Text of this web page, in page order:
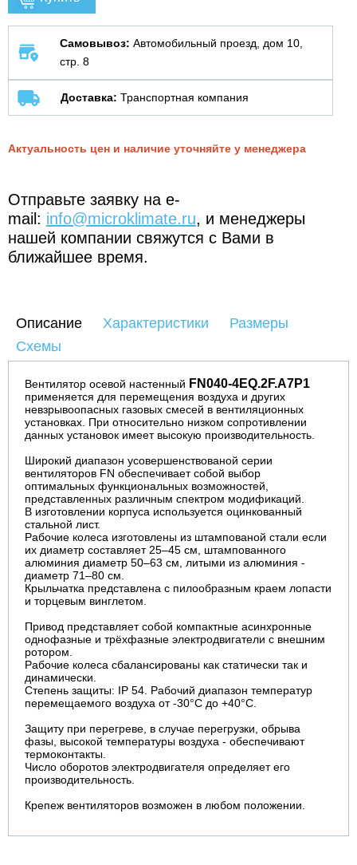
Самовывоз: Автомобильный проезд, дом 10,
стр. 8
Доставка: Транспортная компания
Актуальность цен и наличие уточняйте у менеджера
Отправьте заявку на e-
mail: info@microklimate.ru, и менеджеры
нашей компании свяжутся с Вами в
ближайшее время.
Описание Характеристики
Размеры
Схемы
Вентилятор осевой настенный FN040-4EQ.2F.A7P1
применяется для перемещения воздуха и других
невзрывоопасных газовых смесей в вентиляционных
установках. При относительно низком сопротивлении
данных установок имеет высокую производительность.
Широкий диапазон усовершенствованой серии
вентиляторов FN обеспечивает собой выбор
оптимальных функциональных возможностей,
представленных различным спектром модификаций.
В изготовлении корпуса используется оцинкованный
стальной лист.
Рабочие колеса изготовлены из штампованой стали если
их диаметр составляет 25–45 см, штампованного
алюминия диаметр 50–63 см, литыми из алюминия -
диаметр 71–80 см.
Крыльчатка представлена с пилообразным краем лопасти
и торцевым винглетом.
Привод представляет собой компактные асинхронные
однофазные и трёхфазные электродвигатели с внешним
ротором.
Рабочие колеса сбалансированы как статически так и
динамически.
Степень защиты: IP 54. Рабочий диапазон температур
перемещаемого воздуха от -30°C до +40°C.
Защиту при перегреве, в случае перегрузки, обрыва
фазы, высокой температуры воздуха - обеспечивают
термоконтакты.
Число оборотов электродвигателя определяет его
производительность.
Крепеж вентиляторов возможен в любом положении.